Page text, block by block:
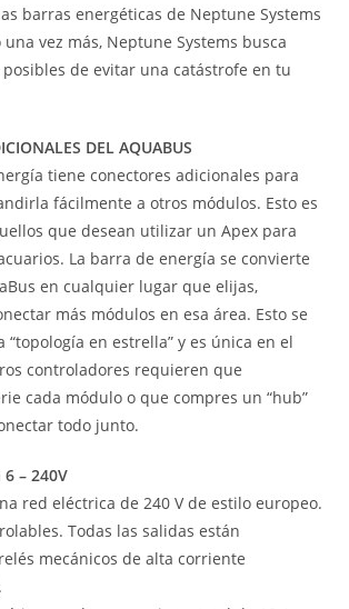
barras energéticas de Neptune Systems
vez más, Neptune Systems busca
de evitar una catástrofe en tu
DEL AQUABUS
tiene conectores adicionales para
fácilmente a otros módulos. Esto es
que desean utilizar un Apex para
La barra de energía se convierte
en cualquier lugar que elijas,
más módulos en esa área. Esto se
“topología en estrella” y es única en el
controladores requieren que
cada módulo o que compres un “hub”
todo junto.
– 240V
red eléctrica de 240 V de estilo europeo.
Todas las salidas están
mecánicos de alta corriente